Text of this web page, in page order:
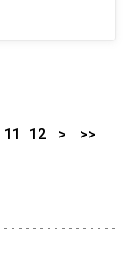
11 12 > >>